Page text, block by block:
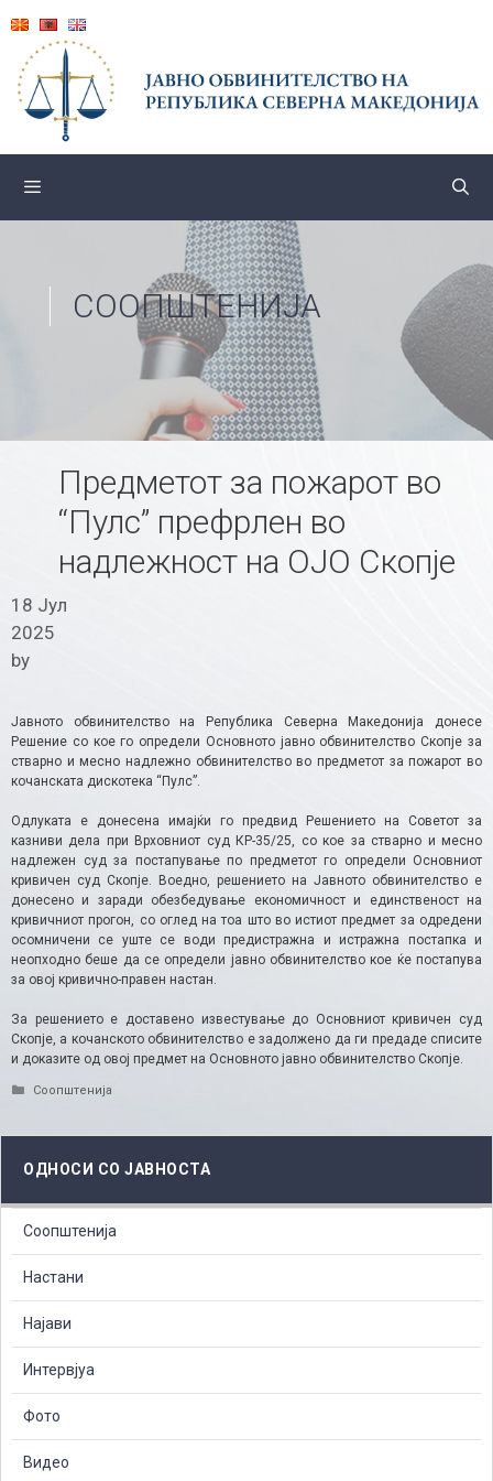
content
СООПШТЕНИЈА
Предметот за пожарот во
“Пулс” префрлен во
надлежност на ОЈО Скопје
18 Јул
2025
by
Јавното обвинителство на Република Северна Македонија донесе
Решение со кое го определи Основното јавно обвинителство Скопје за
стварно и месно надлежно обвинителство во предметот за пожарот во
кочанската дискотека “Пулс”.
Одлуката е донесена имајќи го предвид Решението на Советот за
казниви дела при Врховниот суд КР-35/25, со кое за стварно и месно
надлежен суд за постапување по предметот го определи Основниот
кривичен суд Скопје. Воедно, решението на Јавното обвинителство е
донесено и заради обезбедување економичност и единственост на
кривичниот прогон, со оглед на тоа што во истиот предмет за одредени
осомничени се уште се води предистражна и истражна постапка и
неопходно беше да се определи јавно обвинителство кое ќе постапува
за овој кривично-правен настан.
За решението е доставено известување до Основниот кривичен суд
Скопје, а кочанското обвинителство е задолжено да ги предаде списите
и доказите од овој предмет на Основното јавно обвинителство Скопје.
Categories
Соопштенија
ОДНОСИ СО ЈАВНОСТА
Соопштенија
Настани
Најави
Интервјуа
Фото
Видео